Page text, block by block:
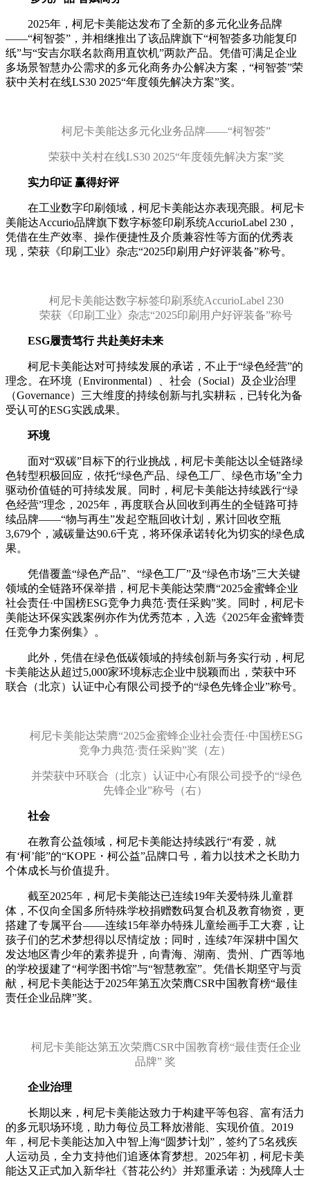
2025年，柯尼卡美能达发布了全新的多元化业务品牌
——“柯智荟”，并相继推出了该品牌旗下“柯智荟多功能复印
纸”与“安吉尔联名款商用直饮机”两款产品。凭借可满足企业
多场景智慧办公需求的多元化商务办公解决方案，“柯智荟”荣
获中关村在线LS30 2025“年度领先解决方案”奖。
柯尼卡美能达多元化业务品牌——“柯智荟”
荣获中关村在线LS30 2025“年度领先解决方案”奖
实力印证 赢得好评
在工业数字印刷领域，柯尼卡美能达亦表现亮眼。柯尼卡
美能达Accurio品牌旗下数字标签印刷系统AccurioLabel 230，
凭借在生产效率、操作便捷性及介质兼容性等方面的优秀表
现，荣获《印刷工业》杂志“2025印刷用户好评装备”称号。
柯尼卡美能达数字标签印刷系统AccurioLabel 230
荣获 《印刷工业》杂志“2025印刷用户好评装备”称号
ESG履责笃行 共赴美好未来
柯尼卡美能达对可持续发展的承诺，不止于“绿色经营”的
理念。在环境（Environmental）、社会（Social）及企业治理
（Governance）三大维度的持续创新与扎实耕耘，已转化为备
受认可的ESG实践成果。
环境
面对“双碳”目标下的行业挑战，柯尼卡美能达以全链路绿
色转型积极回应，依托“绿色产品、绿色工厂、绿色市场”全力
驱动价值链的可持续发展。同时，柯尼卡美能达持续践行“绿
色经营”理念，2025年，再度联合从回收到再生的全链路可持
续品牌——“物与再生”发起空瓶回收计划，累计回收空瓶
3,679个，减碳量达90.6千克，将环保承诺转化为切实的绿色成
果。
凭借覆盖“绿色产品”、“绿色工厂”及“绿色市场”三大关键
领域的全链路环保举措，柯尼卡美能达荣膺“2025金蜜蜂企业
社会责任·中国榜ESG竞争力典范·责任采购”奖。同时，柯尼卡
美能达环保实践案例亦作为优秀范本，入选《2025年金蜜蜂责
任竞争力案例集》。
此外，凭借在绿色低碳领域的持续创新与务实行动，柯尼
卡美能达从超过5,000家环境标志企业中脱颖而出，荣获中环
联合（北京）认证中心有限公司授予的“绿色先锋企业”称号。
柯尼卡美能达荣膺“2025金蜜蜂企业社会责任·中国榜ESG
竞争力典范·责任采购”奖（左）
并荣获中环联合（北京）认证中心有限公司授予的“绿色
先锋企业”称号（右）
社会
在教育公益领域，柯尼卡美能达持续践行“有爱，就
有‘柯’能”的“KOPE・柯公益”品牌口号，着力以技术之长助力
个体成长与价值提升。
截至2025年，柯尼卡美能达已连续19年关爱特殊儿童群
体，不仅向全国多所特殊学校捐赠数码复合机及教育物资，更
搭建了专属平台——连续15年举办特殊儿童绘画手工大赛，让
孩子们的艺术梦想得以尽情绽放；同时，连续7年深耕中国欠
发达地区青少年的素养提升，向青海、湖南、贵州、广西等地
的学校援建了“柯学图书馆”与“智慧教室”。凭借长期坚守与贡
献，柯尼卡美能达于2025年第五次荣膺CSR中国教育榜“最佳
责任企业品牌”奖。
柯尼卡美能达第五次荣膺CSR中国教育榜“最佳责任企业
品牌” 奖
企业治理
长期以来，柯尼卡美能达致力于构建平等包容、富有活力
的多元职场环境，助力每位员工释放潜能、实现价值。2019
年，柯尼卡美能达加入中智上海“圆梦计划”，签约了5名残疾
人运动员，全力支持他们追逐体育梦想。2025年初，柯尼卡美
能达又正式加入新华社《苔花公约》并郑重承诺：为残障人士